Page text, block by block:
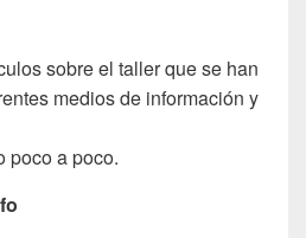
sobre el taller que se han
medios de información y
poco a poco.